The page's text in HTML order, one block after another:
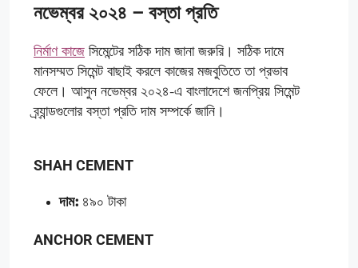
নভেম্বর ২০২৪ – বস্তা প্রতি
নির্মাণ কাজে সিমেন্টের সঠিক দাম জানা জরুরি। সঠিক দামে
মানসম্মত সিমেন্ট বাছাই করলে কাজের মজবুতিতে তা প্রভাব
ফেলে। আসুন নভেম্বর ২০২৪-এ বাংলাদেশে জনপ্রিয় সিমেন্ট
ব্র্যান্ডগুলোর বস্তা প্রতি দাম সম্পর্কে জানি।
SHAH CEMENT
দাম: ৪৯০ টাকা
ANCHOR CEMENT